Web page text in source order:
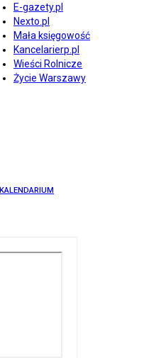
E-gazety.pl
Nexto.pl
Mała księgowość
Kancelarierp.pl
Wieści Rolnicze
Życie Warszawy
KALENDARIUM